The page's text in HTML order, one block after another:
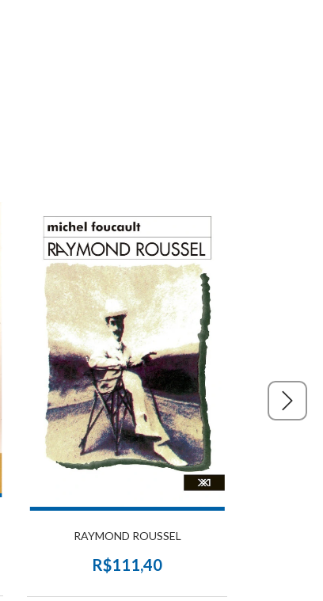
RAYMOND ROUSSEL
R$111,40